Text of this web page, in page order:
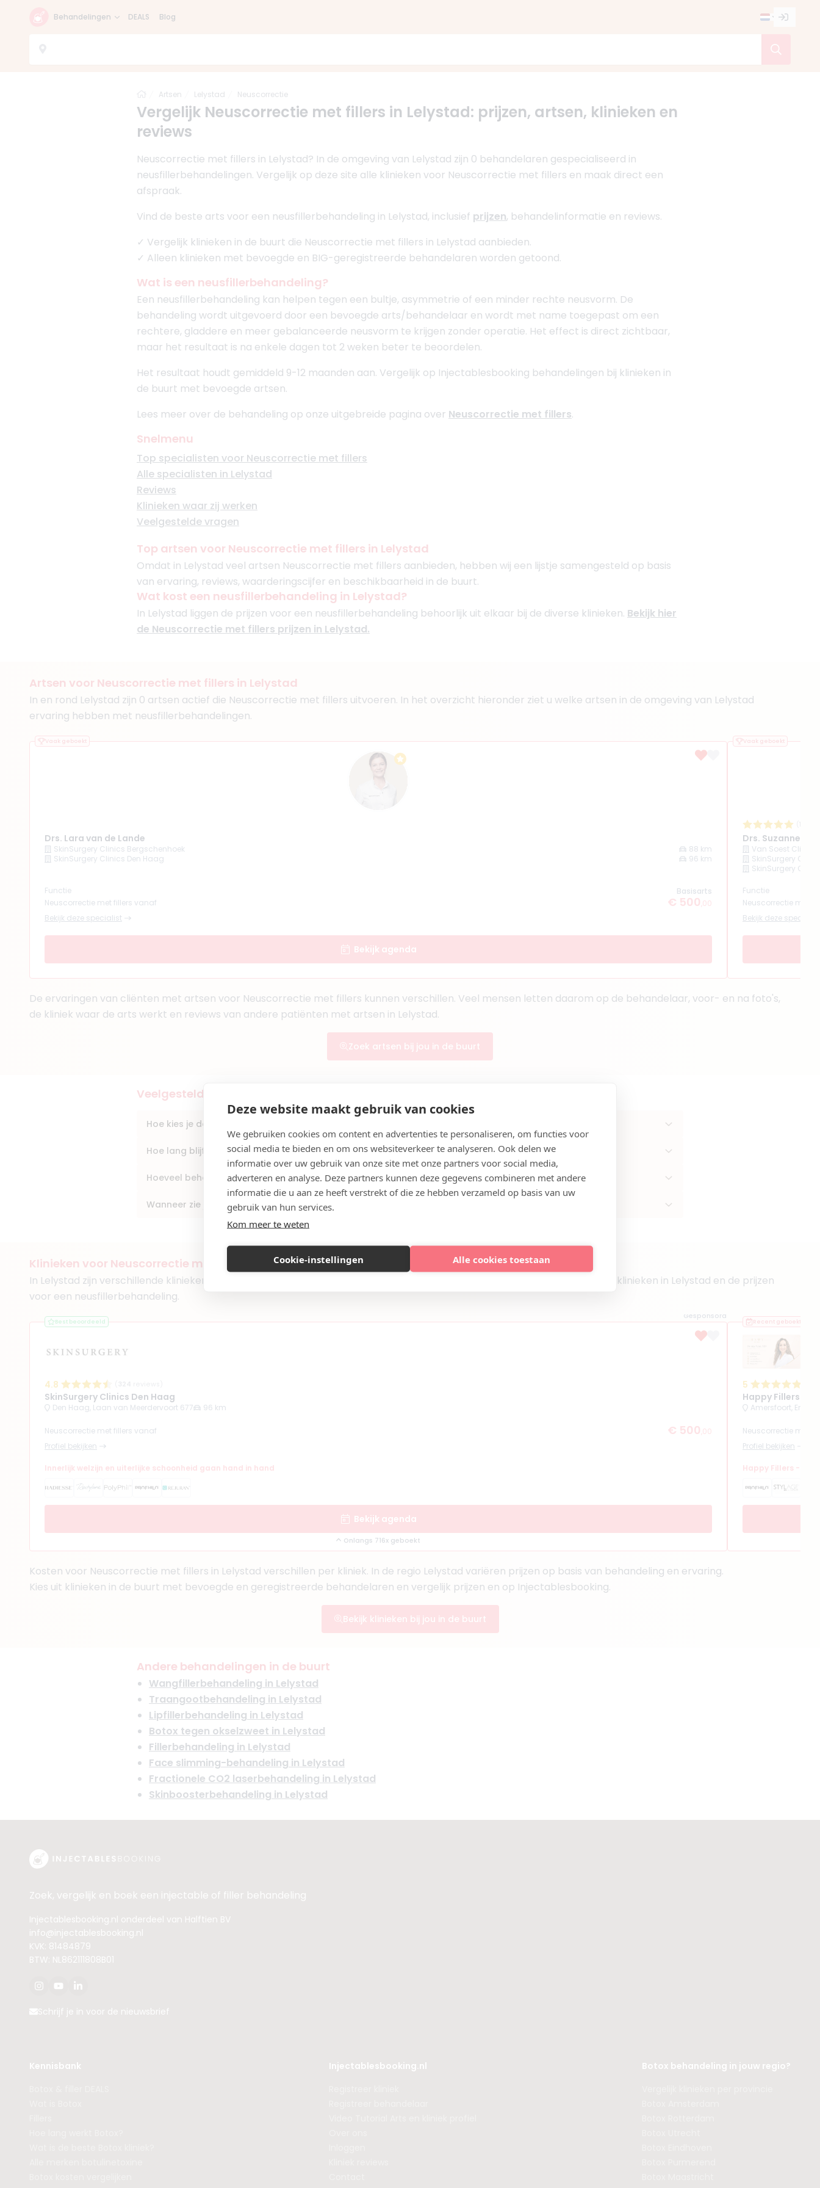
Deze website maakt gebruik van cookies
We gebruiken cookies om content en advertenties te personaliseren, om functies voor
social media te bieden en om ons websiteverkeer te analyseren. Ook delen we
informatie over uw gebruik van onze site met onze partners voor social media,
adverteren en analyse. Deze partners kunnen deze gegevens combineren met andere
informatie die u aan ze heeft verstrekt of die ze hebben verzameld op basis van uw
gebruik van hun services.
Kom meer te weten
Cookie-instellingen Alle cookies toestaan
Behandelingen DEALS Blog
Home
Artsen Lelystad Neuscorrectie
Vergelijk Neuscorrectie met fillers in Lelystad: prijzen, artsen, klinieken en
reviews
Neuscorrectie met fillers in Lelystad? In de omgeving van Lelystad zijn 0 behandelaren gespecialiseerd in
neusfillerbehandelingen. Vergelijk op deze site alle klinieken voor Neuscorrectie met fillers en maak direct een
afspraak.
Vind de beste arts voor een neusfillerbehandeling in Lelystad, inclusief prijzen, behandelinformatie en reviews.
✓ Vergelijk klinieken in de buurt die Neuscorrectie met fillers in Lelystad aanbieden.
✓ Alleen klinieken met bevoegde en BIG-geregistreerde behandelaren worden getoond.
Wat is een neusfillerbehandeling?
Een neusfillerbehandeling kan helpen tegen een bultje, asymmetrie of een minder rechte neusvorm. De
behandeling wordt uitgevoerd door een bevoegde arts/behandelaar en wordt met name toegepast om een
rechtere, gladdere en meer gebalanceerde neusvorm te krijgen zonder operatie. Het effect is direct zichtbaar,
maar het resultaat is na enkele dagen tot 2 weken beter te beoordelen.
Het resultaat houdt gemiddeld 9-12 maanden aan. Vergelijk op Injectablesbooking behandelingen bij klinieken in
de buurt met bevoegde artsen.
Lees meer over de behandeling op onze uitgebreide pagina over Neuscorrectie met fillers.
Snelmenu
Top specialisten voor Neuscorrectie met fillers
Alle specialisten in Lelystad
Reviews
Klinieken waar zij werken
Veelgestelde vragen
Top artsen voor Neuscorrectie met fillers in Lelystad
Omdat in Lelystad veel artsen Neuscorrectie met fillers aanbieden, hebben wij een lijstje samengesteld op basis
van ervaring, reviews, waarderingscijfer en beschikbaarheid in de buurt.
Wat kost een neusfillerbehandeling in Lelystad?
In Lelystad liggen de prijzen voor een neusfillerbehandeling behoorlijk uit elkaar bij de diverse klinieken. Bekijk hier
de Neuscorrectie met fillers prijzen in Lelystad.
Artsen voor Neuscorrectie met fillers in Lelystad
In en rond Lelystad zijn 0 artsen actief die Neuscorrectie met fillers uitvoeren. In het overzicht hieronder ziet u welke artsen in de omgeving van Lelystad
ervaring hebben met neusfillerbehandelingen.
Vaak geboekt
Drs. Lara van de Lande
SkinSurgery Clinics Bergschenhoek
88 km
SkinSurgery Clinics Den Haag
96 km
Functie
Basisarts
Neuscorrectie met fillers vanaf
€ 500 ,00
Bekijk deze specialist
Bekijk agenda
Vaak geboekt
Drs. Suzanne
Van Soest Clinic
SkinSurgery
SkinSurgery
Functie
Neuscorrectie met
Bekijk deze specialist
De ervaringen van cliënten met artsen voor Neuscorrectie met fillers kunnen verschillen. Veel mensen letten daarom op de behandelaar, voor- en na foto's,
de kliniek waar de arts werkt en reviews van andere patiënten met artsen in Lelystad.
Zoek artsen bij jou in de buurt
Veelgestelde vragen in Lelystad
Hoe kies je de beste arts voor een neusfillerbehandeling in Lelystad?
Hoe lang blijft het resultaat van Neuscorrectie met fillers zichtbaar?
Hoeveel behandelingen zijn meestal nodig voor Neuscorrectie met fillers?
Wanneer zie je resultaat na een neusfillerbehandeling?
Klinieken voor Neuscorrectie met fillers in Lelystad en tarieven
In Lelystad zijn verschillende klinieken waar artsen neusfillerbehandelingen aanbieden. Hieronder vindt u een overzicht van klinieken in Lelystad en de prijzen
voor een neusfillerbehandeling.
Gesponsord
Best beoordeeld
4.8
SkinSurgery Clinics Den Haag
Den Haag, Laan van Meerdervoort 677 96 km
Neuscorrectie met fillers vanaf € 500 ,00
Profiel bekijken
Innerlijk welzijn en uiterlijke schoonheid gaan hand in hand
Bekijk agenda
Onlangs 716x geboekt
Recent geboekt
5
Happy Fillers
Amersfoort,
Neuscorrectie met
Profiel bekijken
Happy Fillers -
Kosten voor Neuscorrectie met fillers in Lelystad verschillen per kliniek. In de regio Lelystad variëren prijzen op basis van behandeling en ervaring.
Kies uit klinieken in de buurt met bevoegde en geregistreerde behandelaren en vergelijk prijzen en op Injectablesbooking.
Bekijk klinieken bij jou in de buurt
Andere behandelingen in de buurt
Wangfillerbehandeling in Lelystad
Traangootbehandeling in Lelystad
Lipfillerbehandeling in Lelystad
Botox tegen okselzweet in Lelystad
Fillerbehandeling in Lelystad
Face slimming-behandeling in Lelystad
Fractionele CO2 laserbehandeling in Lelystad
Skinboosterbehandeling in Lelystad
Zoek, vergelijk en boek een injectable of filler behandeling
Injectablesbooking.nl onderdeel van Halftien BV
info@injectablesbooking.nl
KVK: 81484879
BTW: NL862111808B01
Schrijf je in voor de nieuwsbrief
Kennisbank
Injectablesbooking.nl
Botox behandeling in jouw regio?